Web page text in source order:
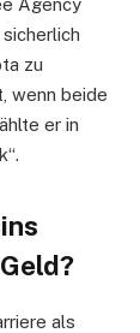
Agency
zu
wenn beide
er in
als